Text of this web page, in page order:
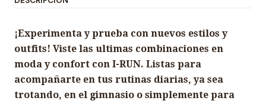
i
a
d
¡Experimenta y prueba con nuevos estilos y
outfits! Viste las ultimas combinaciones en
moda y confort con I-RUN. Listas para
acompañarte en tus rutinas diarias, ya sea
trotando, en el gimnasio o simplemente para